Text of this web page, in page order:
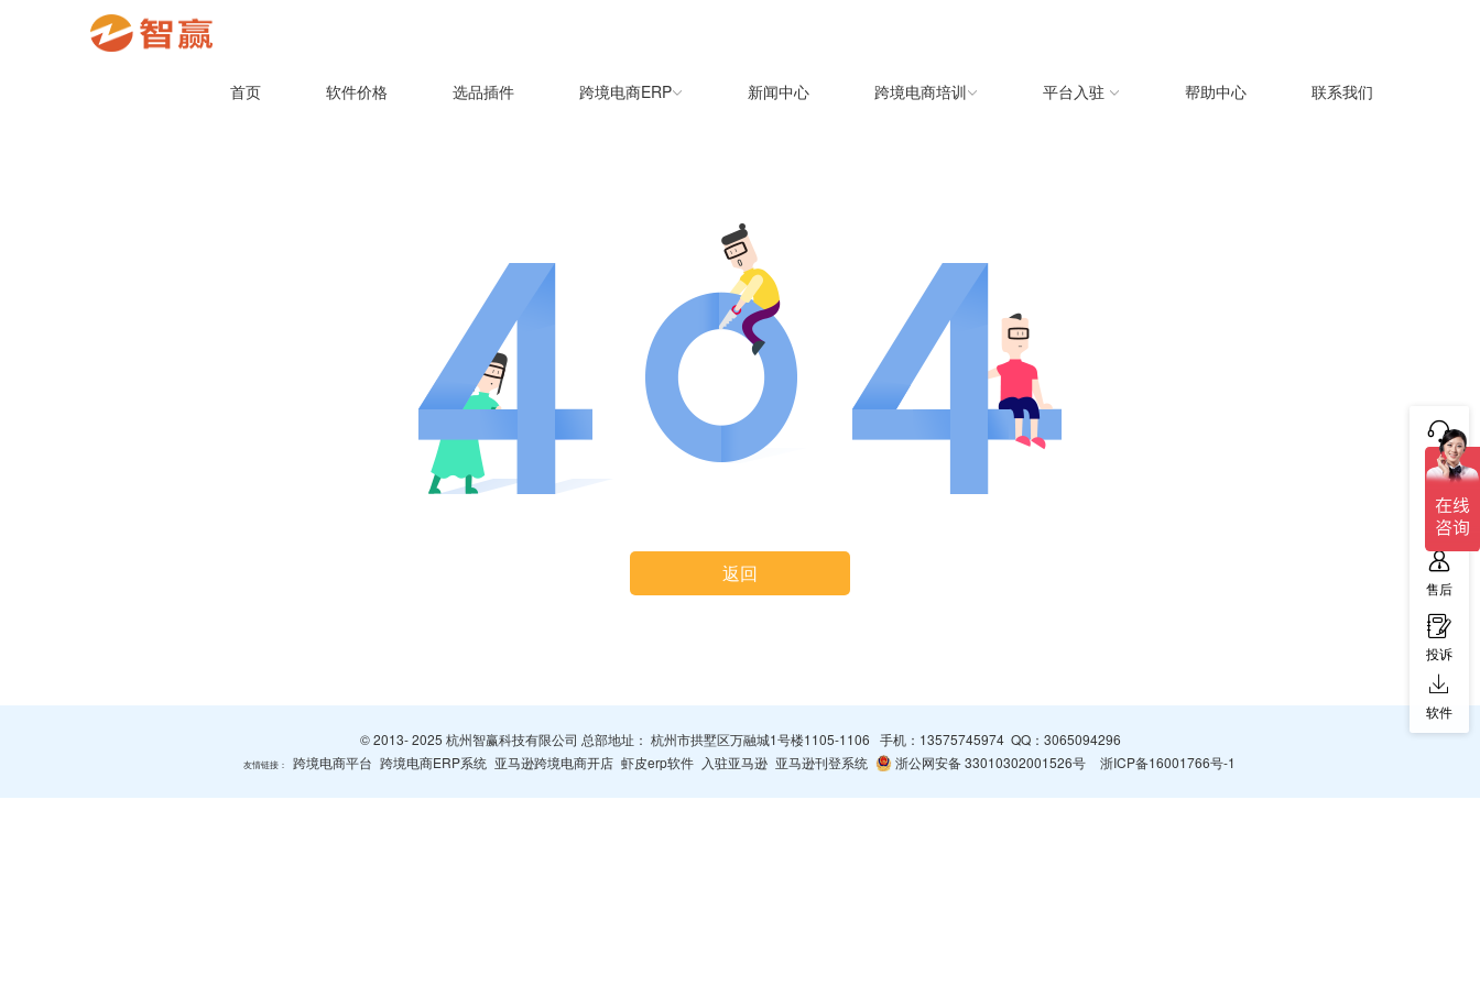
首页 软件价格 选品插件 跨境电商ERP 新闻中心 跨境电商培训 平台入驻 帮助中心 联系我们
返回
© 2013- 2025 杭州智赢科技有限公司 总部地址： 杭州市拱墅区万融城1号楼1105-1106 手机： 13575745974QQ： 3065094296
友情链接： 跨境电商平台 跨境电商ERP系统 亚马逊跨境电商开店 虾皮erp软件 入驻亚马逊 亚马逊刊登系统 浙公网安备 33010302001526号 浙ICP备16001766号-1
咨询
售前
售后
投诉
软件